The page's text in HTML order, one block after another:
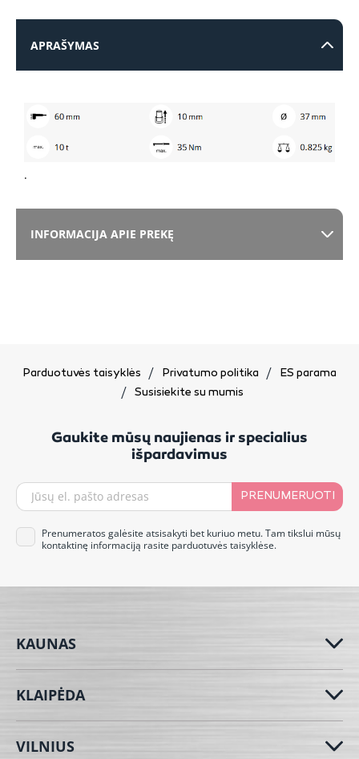
APRAŠYMAS
.
INFORMACIJA APIE PREKĘ
Parduotuvės taisyklės Privatumo politika
ES parama
Susisiekite su mumis
Gaukite mūsų naujienas ir specialius
išpardavimus
PRENUMERUOTI
Prenumeratos galėsite atsisakyti bet kuriuo metu. Tam tikslui mūsų
kontaktinę informaciją rasite parduotuvės taisyklėse.
KAUNAS
KLAIPĖDA
VILNIUS